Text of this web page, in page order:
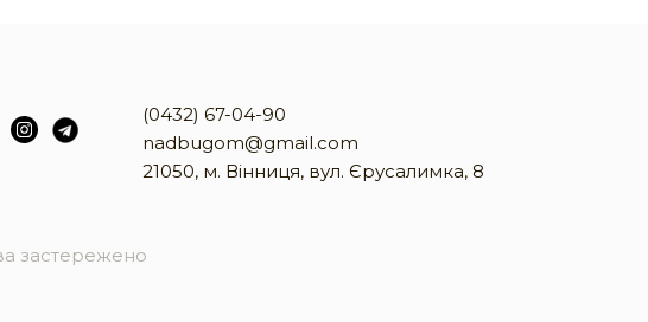
(0432) 67-04-90
nadbugom@gmail.com
21050, м. Вінниця, вул. Єрусалимка, 8
застережено